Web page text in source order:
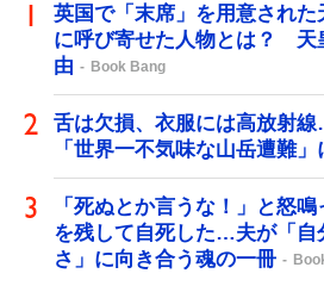
英国で「末席」を用意された
に呼び寄せた人物とは？ 天
由
Book Bang
舌は欠損、衣服には高放射
「世界一不気味な山岳遭難」
「死ぬとか言うな！」と怒
を残して自死した…夫が「自
さ」に向き合う魂の一冊